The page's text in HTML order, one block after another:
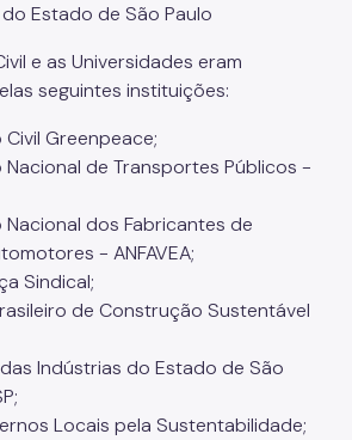
Estado de São Paulo
e as Universidades eram
seguintes instituições:
Greenpeace;
de Transportes Públicos -
dos Fabricantes de
- ANFAVEA;
Sindical;
de Construção Sustentável
Indústrias do Estado de São
Locais pela Sustentabilidade;